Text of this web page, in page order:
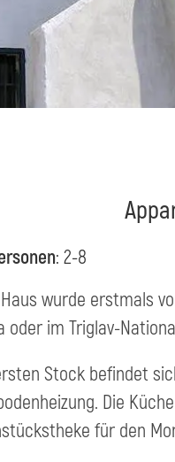
: 2-8
wurde erstmals
oder im Triglav-
Stock befindet
Die
für den